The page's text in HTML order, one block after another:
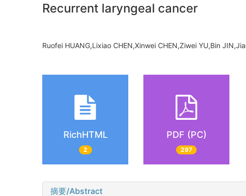
Recurrent laryngeal cancer
Ruofei HUANG,Lixiao CHEN,Xinwei CHEN,Ziwei YU,Bin
RichHTML
2
PDF (PC)
297
摘要/Abstract